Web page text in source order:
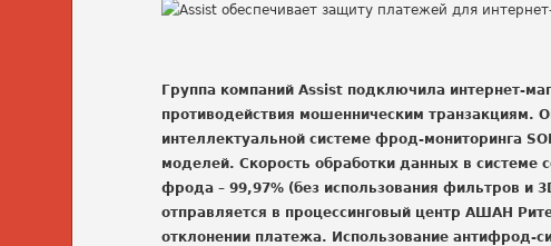
Группа компаний Assist подключила интернет-
противодействия мошенническим транзакциям.
интеллектуальной системе фрод-мониторинга
моделей. Скорость обработки данных в системе
фрода – 99,97% (без использования фильтров и
отправляется в процессинговый центр АШАН
отклонении платежа. Использование антифрод-